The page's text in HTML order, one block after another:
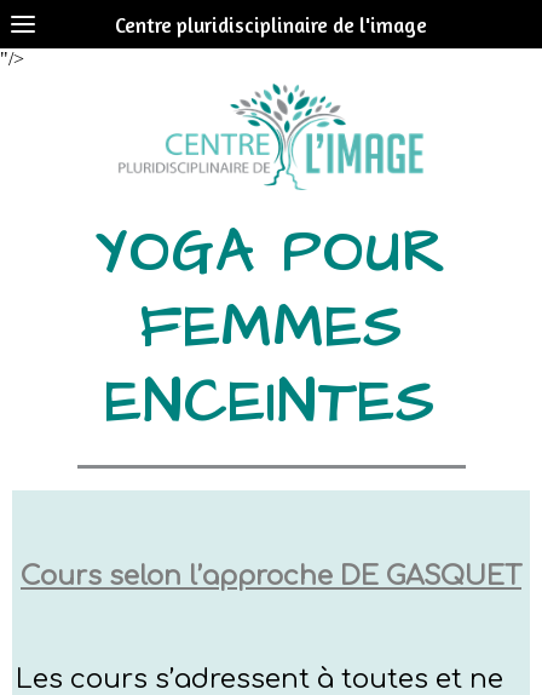
"/>
Centre pluridisciplinaire de l'image
YOGA POUR
FEMMES
ENCEINTES
Cours selon l’approche DE GASQUET
Les cours s’adressent à toutes et ne